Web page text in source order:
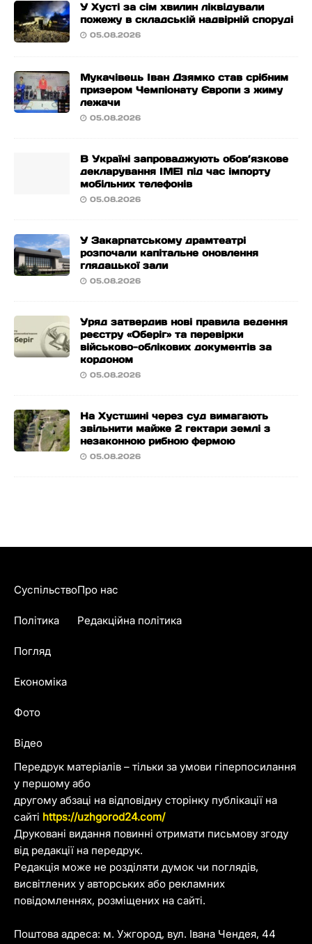
У Хусті за сім хвилин ліквідували
пожежу в складській надвірній споруді
05.08.2026
Мукачівець Іван Дзямко став срібним
призером Чемпіонату Європи з жиму
лежачи
05.08.2026
В Україні запроваджують обов’язкове
декларування IMEI під час імпорту
мобільних телефонів
05.08.2026
У Закарпатському драмтеатрі
розпочали капітальне оновлення
глядацької зали
05.08.2026
Уряд затвердив нові правила ведення
реєстру «Оберіг» та перевірки
військово-облікових документів за
кордоном
05.08.2026
На Хустщині через суд вимагають
звільнити майже 2 гектари землі з
незаконною рибною фермою
05.08.2026
Передрук матеріалів – тільки за умови гіперпосилання
у першому або
другому абзаці на відповідну сторінку публікації на
сайті https://uzhgorod24.com/
Друковані видання повинні отримати письмову згоду
від редакції на передрук.
Редакція може не розділяти думок чи поглядів,
висвітлених у авторських або рекламних
повідомленнях, розміщених на сайті.
Поштова адреса: м. Ужгород, вул. Івана Чендея, 44
Суспільство
Політика
Погляд
Економіка
Фото
Відео
Про нас
Редакційна політика